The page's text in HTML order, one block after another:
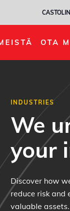
OTA
INDUSTRIES
We
your
Discover how
reduce risk and
valuable assets.